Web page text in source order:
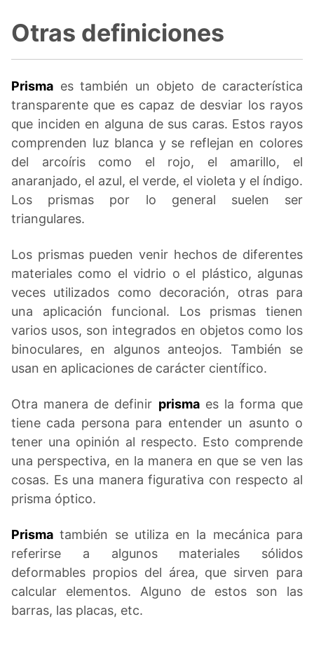
Otras definiciones
Prisma es también un objeto de característica
transparente que es capaz de desviar los rayos
que inciden en alguna de sus caras. Estos rayos
comprenden luz blanca y se reflejan en colores
del arcoíris como el rojo, el amarillo, el
anaranjado, el azul, el verde, el violeta y el índigo.
Los prismas por lo general suelen ser
triangulares.
Los prismas pueden venir hechos de diferentes
materiales como el vidrio o el plástico, algunas
veces utilizados como decoración, otras para
una aplicación funcional. Los prismas tienen
varios usos, son integrados en objetos como los
binoculares, en algunos anteojos. También se
usan en aplicaciones de carácter científico.
Otra manera de definir prismaes la forma que
tiene cada persona para entender un asunto o
tener una opinión al respecto. Esto comprende
una perspectiva, en la manera en que se ven las
cosas. Es una manera figurativa con respecto al
prisma óptico.
Prisma también se utiliza en la mecánica para
referirse a algunos materiales sólidos
deformables propios del área, que sirven para
calcular elementos. Alguno de estos son las
barras, las placas, etc.